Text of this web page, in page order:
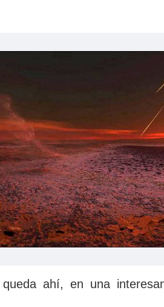
ahí, en una